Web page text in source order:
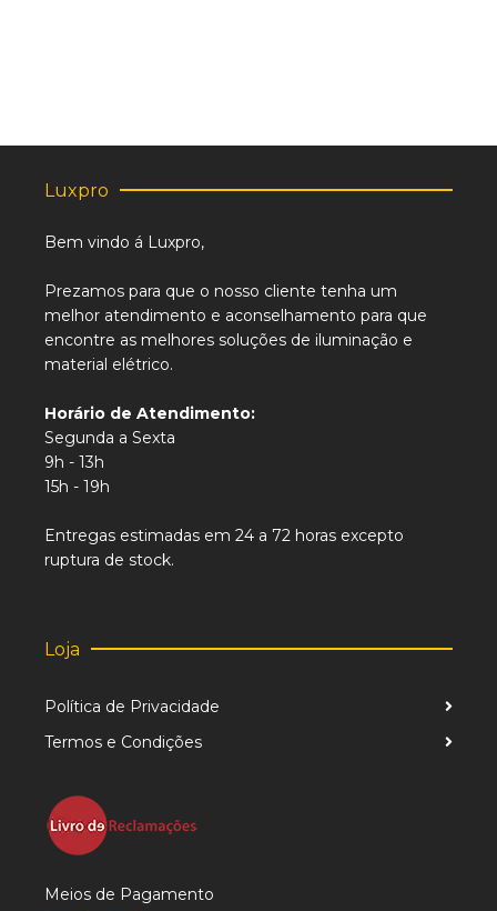
Luxpro
Bem vindo á Luxpro,
Prezamos para que o nosso cliente tenha um
melhor atendimento e aconselhamento para que
encontre as melhores soluções de iluminação e
material elétrico.
Horário de Atendimento:
Segunda a Sexta
9h - 13h
15h - 19h
Entregas estimadas em 24 a 72 horas excepto
ruptura de stock.
Loja
Política de Privacidade
Termos e Condições
Meios de Pagamento